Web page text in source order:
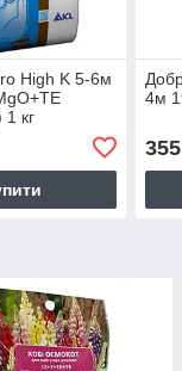
High K 5-6м
кг
4м
355